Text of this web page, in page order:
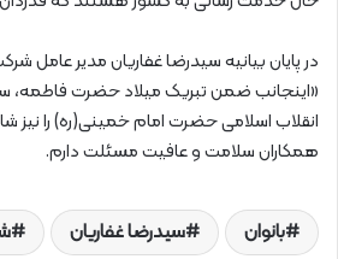
در پایان بیانیه سیدرضا غفاریان مدیر عامل
«اینجانب ضمن تبریک میلاد حضرت فاطمه،
انقلاب اسلامی حضرت امام خمینی(ره) را نیز
همکاران سلامت و عافیت مسئلت دارم.
بانوان سیدرضا غفاریان